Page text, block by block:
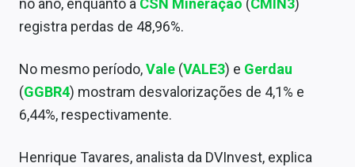
no ano, enquanto a CSN Mineração (CMIN3)
registra perdas de 48,96%.
No mesmo período,Vale (VALE3) e Gerdau
(GGBR4) mostram desvalorizações de 4,1% e
6,44%, respectivamente.
Henrique Tavares, analista da DVInvest, explica